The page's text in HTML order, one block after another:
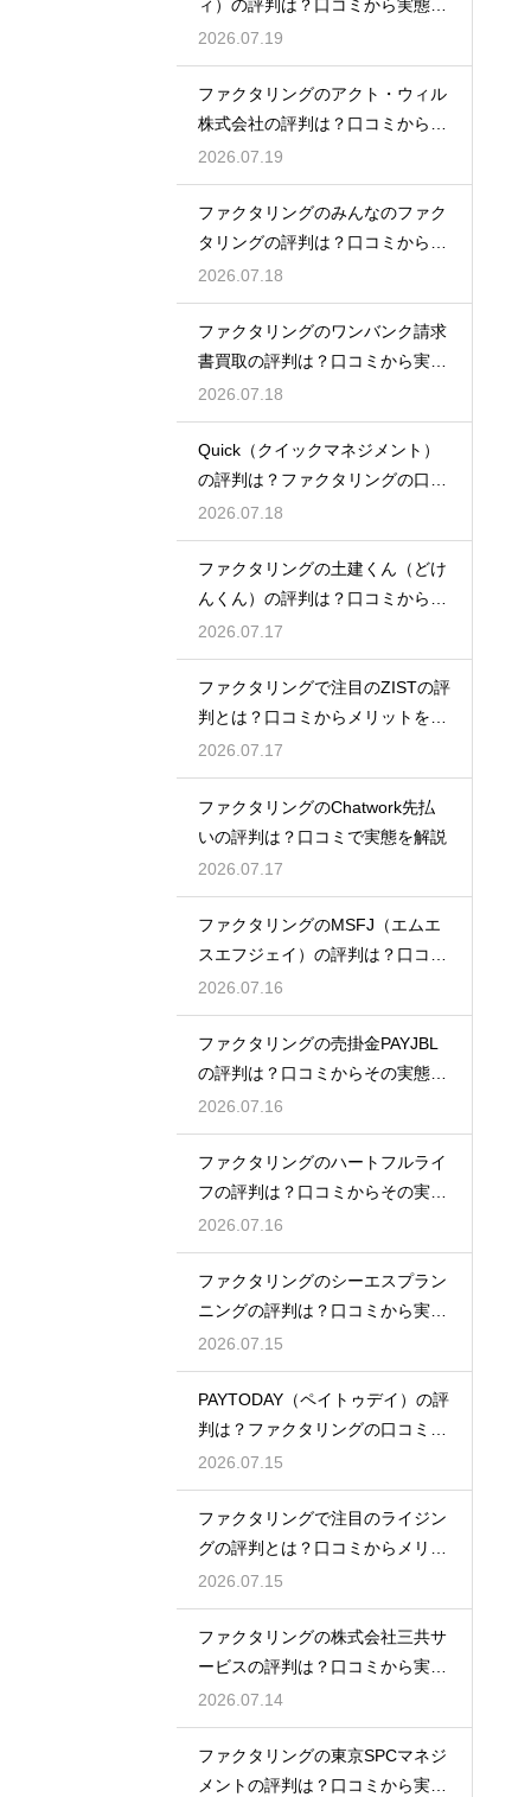
ィ）の評判は？口コミから実態を
徹底解説
2026.07.19
ファクタリングのアクト・ウィル
株式会社の評判は？口コミから実
態を徹底解説
2026.07.19
ファクタリングのみんなのファク
タリングの評判は？口コミから実
態を徹底解説
2026.07.18
ファクタリングのワンバンク請求
書買取の評判は？口コミから実態
を徹底解説
2026.07.18
Quick（クイックマネジメント）
の評判は？ファクタリングの口コ
ミ検証
2026.07.18
ファクタリングの土建くん（どけ
んくん）の評判は？口コミから実
態を徹底解説
2026.07.17
ファクタリングで注目のZISTの評
判とは？口コミからメリットを徹
底解説
2026.07.17
ファクタリングのChatwork先払
いの評判は？口コミで実態を解説
2026.07.17
ファクタリングのMSFJ（エムエ
スエフジェイ）の評判は？口コミ
から検証
2026.07.16
ファクタリングの売掛金PAYJBL
の評判は？口コミからその実態を
徹底解説
2026.07.16
ファクタリングのハートフルライ
フの評判は？口コミからその実態
を徹底解説
2026.07.16
ファクタリングのシーエスプラン
ニングの評判は？口コミから実態
を徹底解説
2026.07.15
PAYTODAY（ペイトゥデイ）の評
判は？ファクタリングの口コミ検
証
2026.07.15
ファクタリングで注目のライジン
グの評判とは？口コミからメリッ
トを徹底解説
2026.07.15
ファクタリングの株式会社三共サ
ービスの評判は？口コミから実態
を徹底解説
2026.07.14
ファクタリングの東京SPCマネジ
メントの評判は？口コミから実態